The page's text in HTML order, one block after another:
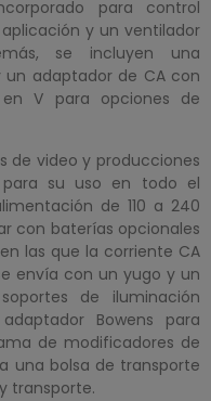
para control
y un ventilador
se incluyen una
un adaptador de CA con
V para opciones de
de video y producciones
su uso en todo el
de 110 a 240
con baterías opcionales
las que la corriente CA
envía con un yugo y un
de iluminación
Bowens para
de modificadores de
una bolsa de transporte
transporte.